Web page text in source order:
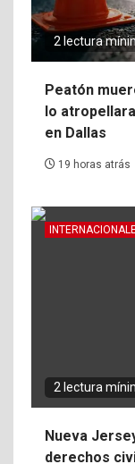
2 lectura
Peatón
lo
en Dallas
19 horas atrás
2 lectura
Nueva
derechos